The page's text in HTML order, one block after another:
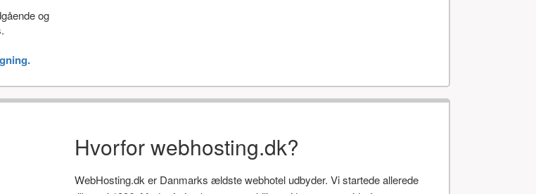
og
Hvorfor webhosting.dk?
WebHosting.dk er Danmarks ældste webhotel udbyder. Vi startede allerede